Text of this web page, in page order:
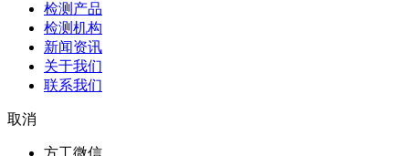
检测产品
检测机构
新闻资讯
关于我们
联系我们
取消
方工微信